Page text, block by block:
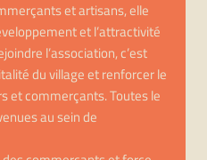
et artisans, elle
et l’attractivité
l’association, c’est
du village et renforcer le
et commerçants. Toutes le
au sein de